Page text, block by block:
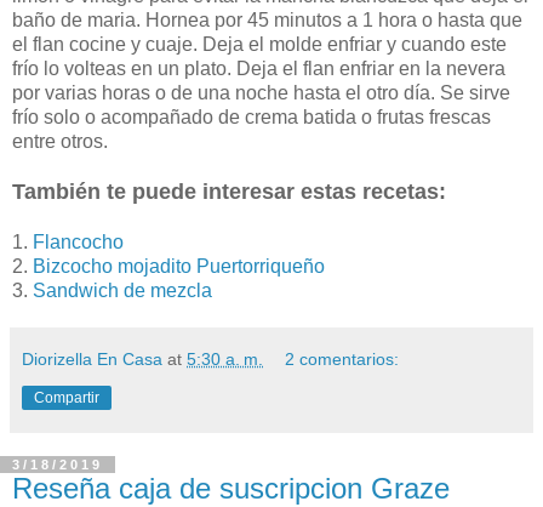
baño de maria. Hornea por 45 minutos a 1 hora o hasta que
el flan cocine y cuaje. Deja el molde enfriar y cuando este
frío lo volteas en un plato. Deja el flan enfriar en la nevera
por varias horas o de una noche hasta el otro día. Se sirve
frío solo o acompañado de crema batida o frutas frescas
entre otros.
También te puede interesar estas recetas:
1. Flancocho
2. Bizcocho mojadito Puertorriqueño
3. Sandwich de mezcla
Diorizella En Casa at 5:30 a. m. 2 comentarios:
Compartir
3/18/2019
Reseña caja de suscripcion Graze